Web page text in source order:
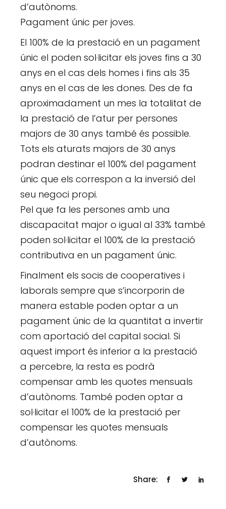
d’autònoms.
Pagament únic per joves.
El 100% de la prestació en un pagament
únic el poden sol·licitar els joves fins a 30
anys en el cas dels homes i fins als 35
anys en el cas de les dones. Des de fa
aproximadament un mes la totalitat de
la prestació de l’atur per persones
majors de 30 anys també és possible.
Tots els aturats majors de 30 anys
podran destinar el 100% del pagament
únic que els correspon a la inversió del
seu negoci propi.
Pel que fa les persones amb una
discapacitat major o igual al 33% també
poden sol·licitar el 100% de la prestació
contributiva en un pagament únic.
Finalment els socis de cooperatives i
laborals sempre que s’incorporin de
manera estable poden optar a un
pagament únic de la quantitat a invertir
com aportació del capital social. Si
aquest import és inferior a la prestació
a percebre, la resta es podrà
compensar amb les quotes mensuals
d’autònoms. També poden optar a
sol·licitar el 100% de la prestació per
compensar les quotes mensuals
d’autònoms.
Share: